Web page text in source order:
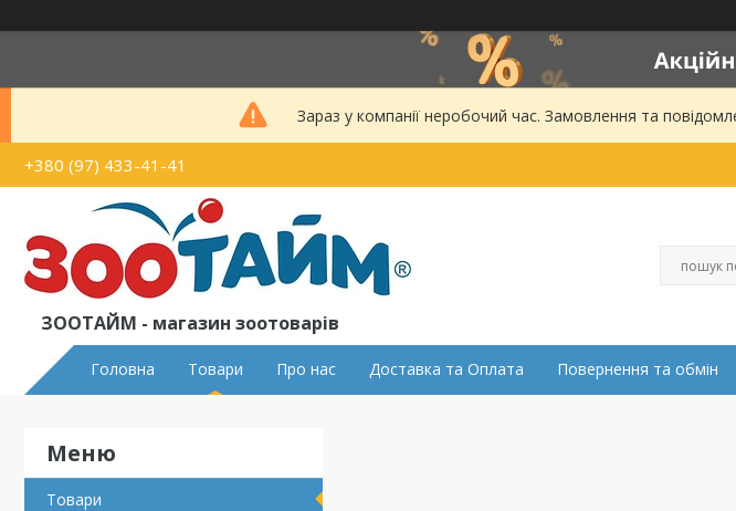
Зараз у компанії неробочий час. Замовлення та
+380 (97) 433-41-41
ЗООТАЙМ - магазин зоотоварів
Головна Товари Про нас Доставка та Оплата Повернення та обмін
Товари